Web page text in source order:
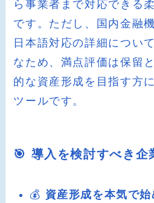
ら事業者まで対応できる
です。ただし、国内金融
日本語対応の詳細につい
なため、満点評価は保留
的な資産形成を目指す方
ツールです。
🎯 導入を検討すべき企
💰 資産形成を本気で